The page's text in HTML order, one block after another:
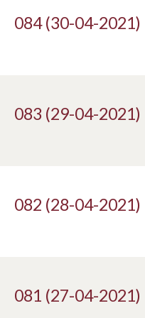
084 (30-04-2021)
083 (29-04-2021)
082 (28-04-2021)
081 (27-04-2021)